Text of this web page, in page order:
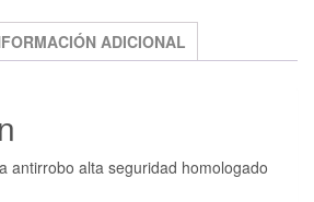
ADICIONAL
antirrobo alta seguridad homologado